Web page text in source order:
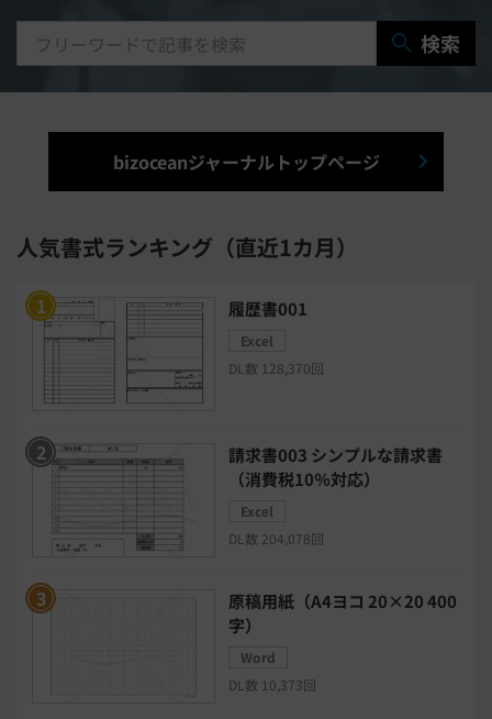
研修システム 受付システム
出張管理システム 賃貸管理システム
入退室管理システム 福利厚生システム
チャットボットツール
セキュリティシステム
安否確認(総務)システム 経費精算システム
日程調整システム
BIツール CTIシステム
クラウドPBX
検索
bizoceanジャーナルトップページ
人気書式ランキング（直近1カ月）
履歴書001
Excel
DL数 128,370回
請求書003 シンプルな請求書
（消費税10％対応）
Excel
DL数 204,078回
原稿用紙（A4ヨコ 20×20 400
字）
Word
DL数 10,373回